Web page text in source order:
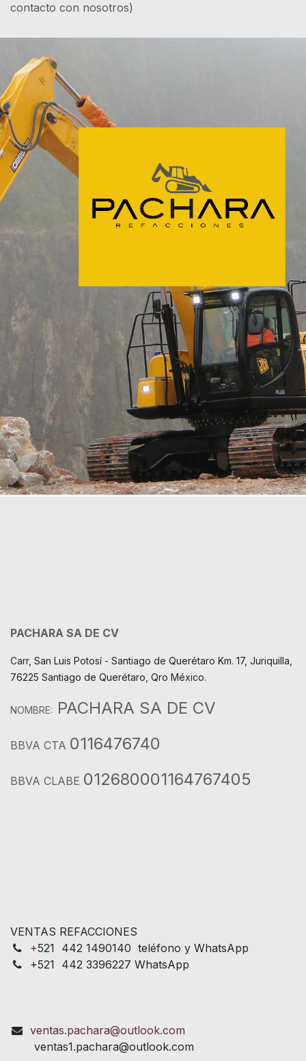
contacto con nosotros)
PACHARA SA DE CV
Carr, San Luis Potosí - Santiago de Querétaro Km. 17, Juriquilla,
76225 Santiago de Querétaro, Qro México.
NOMBRE: PACHARA SA DE CV
BBVA CTA 0116476740
BBVA CLABE 012680001164767405
VENTAS REFACCIONES
+521 442 1490140 teléfono y WhatsApp
+521 442 3396227 WhatsApp
ventas.pachara@outlook.com
ventas1.pachara@outlook.com